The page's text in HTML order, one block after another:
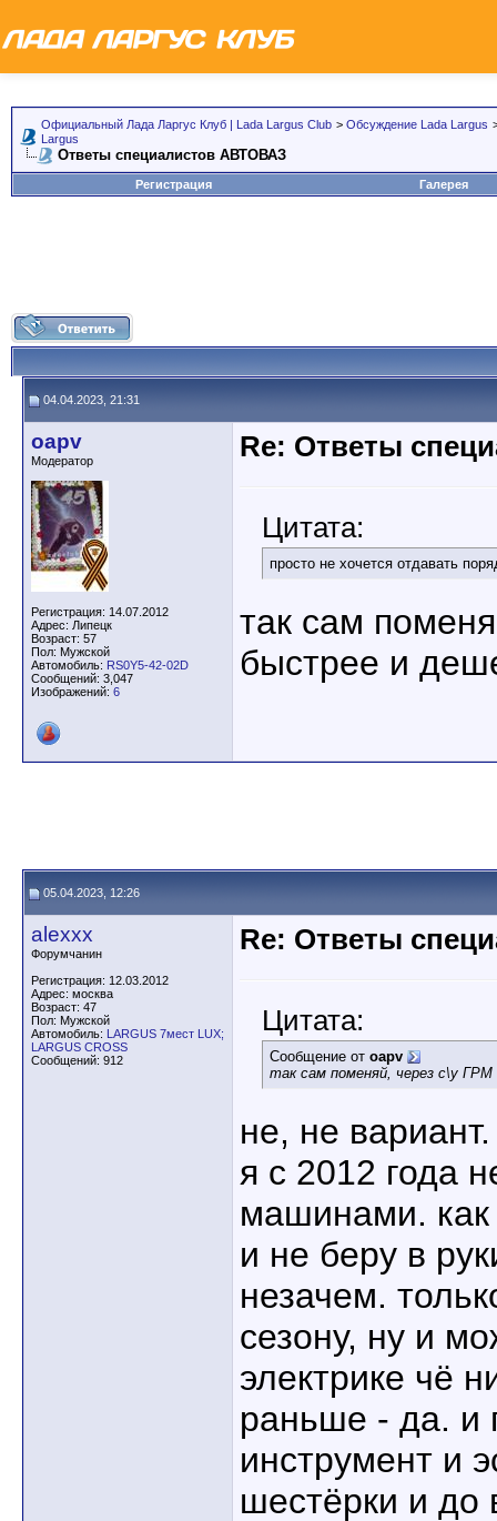
Официальный Лада Ларгус Клуб | Lada Largus Club > Обсуждение Lada Largus
Largus
Ответы специалистов АВТОВАЗ
Регистрация Галерея
04.04.2023, 21:31
oapv
Модератор
Регистрация: 14.07.2012
Адрес: Липецк
Возраст: 57
Пол: Мужской
Автомобиль: RS0Y5-42-02D
Сообщений: 3,047
Изображений: 6
Re: Ответы
Цитата:
просто не хочется отдавать
так сам
быстрее и
05.04.2023, 12:26
alexxx
Форумчанин
Регистрация: 12.03.2012
Адрес: москва
Возраст: 47
Пол: Мужской
Автомобиль: LARGUS 7мест LUX;
LARGUS CROSS
Сообщений: 912
Re: Ответы
Цитата:
Сообщение от oapv
так сам поменяй, через с\у
не, не вариант.
я с 2012 года
машинами. как
и не беру в
незачем.
сезону, ну и
электрике чё
раньше - да. и
инструмент и
шестёрки и до